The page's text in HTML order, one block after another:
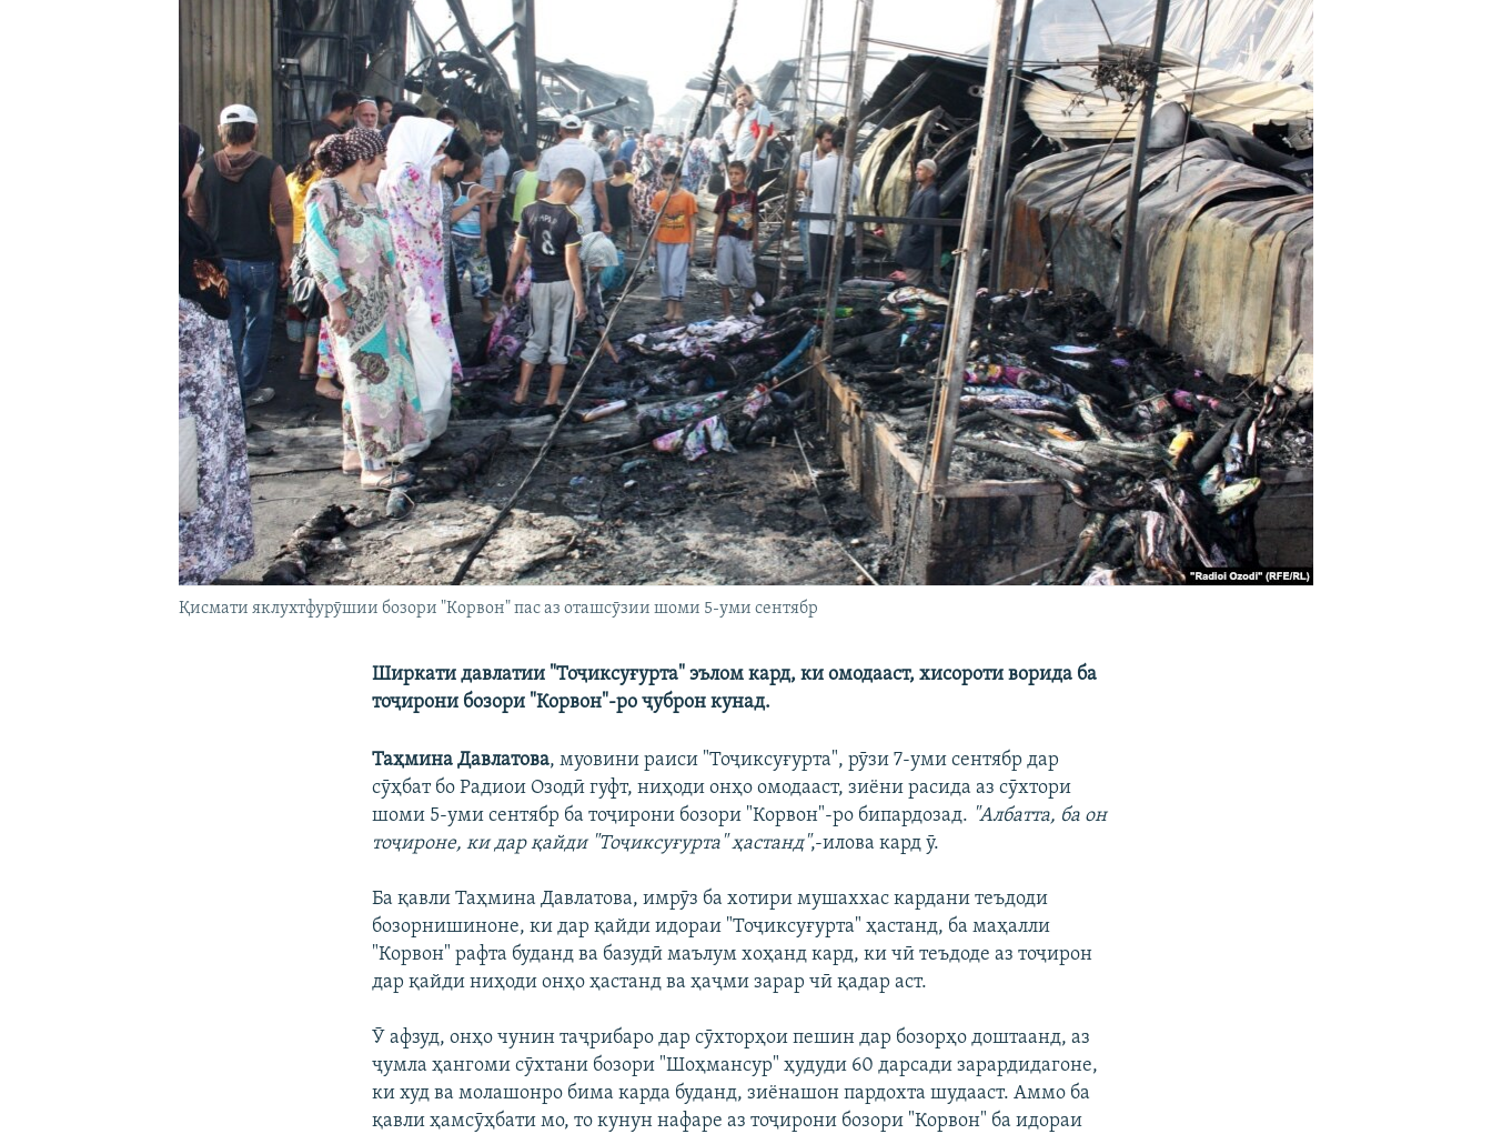
Қисмати яклухтфурӯшии бозори "Корвон" пас аз оташсӯзии шоми 5-уми сентябр
Ширкати давлатии "Тоҷиксуғурта" эълом кард, ки омодааст, хисороти ворида ба
тоҷирони бозори "Корвон"-ро ҷуброн кунад.
Таҳмина Давлатова, муовини раиси "Тоҷиксуғурта", рӯзи 7-уми сентябр дар
сӯҳбат бо Радиои Озодӣ гуфт, ниҳоди онҳо омодааст, зиёни расида аз сӯхтори
шоми 5-уми сентябр ба тоҷирони бозори "Корвон"-ро бипардозад. "Албатта, ба он
тоҷироне, ки дар қайди "Тоҷиксуғурта" ҳастанд",-илова кард ӯ.
Ба қавли Таҳмина Давлатова, имрӯз ба хотири мушаххас кардани теъдоди
бозорнишиноне, ки дар қайди идораи "Тоҷиксуғурта" ҳастанд, ба маҳалли
"Корвон" рафта буданд ва базудӣ маълум хоҳанд кард, ки чӣ теъдоде аз тоҷирон
дар қайди ниҳоди онҳо ҳастанд ва ҳаҷми зарар чӣ қадар аст.
Ӯ афзуд, онҳо чунин таҷрибаро дар сӯхторҳои пешин дар бозорҳо доштаанд, аз
ҷумла ҳангоми сӯхтани бозори "Шоҳмансур" ҳудуди 60 дарсади зарардидагоне,
ки худ ва молашонро бима карда буданд, зиёнашон пардохта шудааст. Аммо ба
қавли ҳамсӯҳбати мо, то кунун нафаре аз тоҷирони бозори "Корвон" ба идораи